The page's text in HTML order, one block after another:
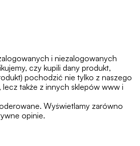
i niezalogowanych
czy kupili dany produkt,
pochodzić nie tylko z naszego
także z innych sklepów www i
Wyświetlamy zarówno
opinie.